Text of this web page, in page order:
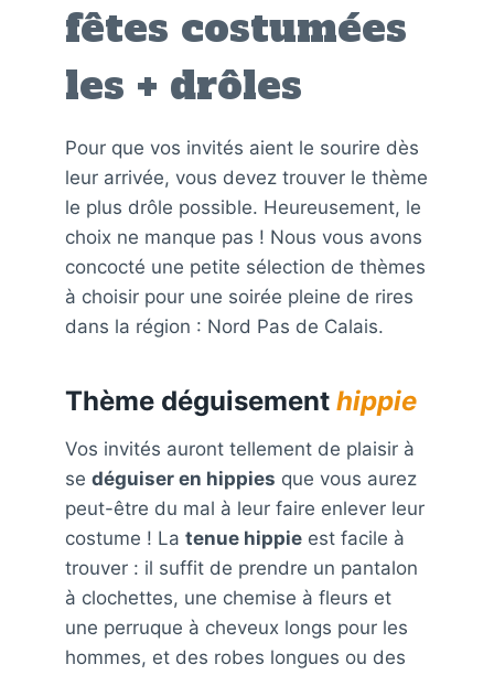
fêtes costumées
les + drôles
Pour que vos invités aient le sourire dès
leur arrivée, vous devez trouver le thème
le plus drôle possible. Heureusement, le
choix ne manque pas ! Nous vous avons
concocté une petite sélection de thèmes
à choisir pour une soirée pleine de rires
dans la région : Nord Pas de Calais.
Thème déguisement hippie
Vos invités auront tellement de plaisir à
se déguiser en hippies que vous aurez
peut-être du mal à leur faire enlever leur
costume ! La tenue hippie est facile à
trouver : il suffit de prendre un pantalon
à clochettes, une chemise à fleurs et
une perruque à cheveux longs pour les
hommes, et des robes longues ou des